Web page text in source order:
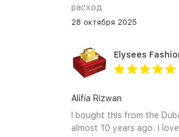
расход
28 октября 2025
Alifia Rizwan
I bought this from the
almost 10 years ago. I